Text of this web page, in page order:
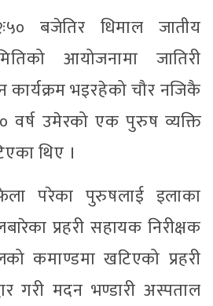
बजेतिर धिमाल जातीय
आयोजनामा जातिरी
कार्यक्रम भइरहेको चौर नजिकै
वर्ष उमेरको एक पुरुष व्यक्ति
थिए ।
परेका पुरुषलाई इलाका
प्रहरी सहायक निरीक्षक
कमाण्डमा खटिएको प्रहरी
गरी मदन भण्डारी अस्पताल